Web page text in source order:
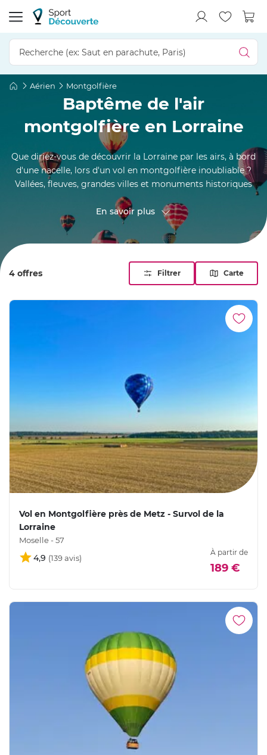
Aérien Montgolfière
Baptême de l'air
montgolfière en Lorraine
Que diriez-vous de découvrir la Lorraine par les airs, à bord
d'une nacelle, lors d'un vol en montgolfière inoubliable ?
Vallées, fleuves, grandes villes et monuments historiques
s'étalent sous vos pieds, au fur et à mesure que vous prenez
de l'altitude. Si vous voulez visiter la région de manière
inédite, alors ce tour en montgolfière est fait pour vous !
Préparez-vous au décollage dès maintenant...
En savoir plus
4 offres Filtrer Carte
Vol en Montgolfière près de Metz - Survol de la
Lorraine
Moselle - 57
4,9
À partir de
189 €